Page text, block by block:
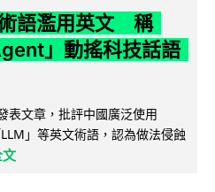
語濫用英文 稱
」動搖科技話語
表文章，批評中國廣泛使用
」等英文術語，認為做法侵蝕
文